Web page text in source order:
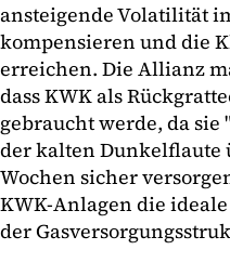
ansteigende Volatilität
kompensieren und die
erreichen. Die Allianz
dass KWK als
gebraucht werde, da sie
der kalten Dunkelflaute
Wochen sicher
KWK-Anlagen die
der